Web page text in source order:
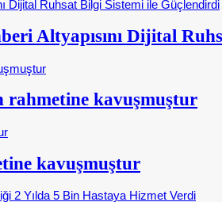
Altyapısını Dijital
rahmetine kavuşmuştur
kavuşmuştur